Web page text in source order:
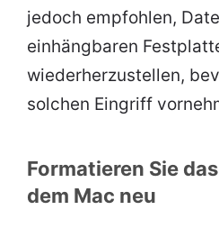
jedoch empfohlen,
einhängbaren
wiederherzustellen,
solchen Eingriff
Formatieren Sie
dem Mac neu